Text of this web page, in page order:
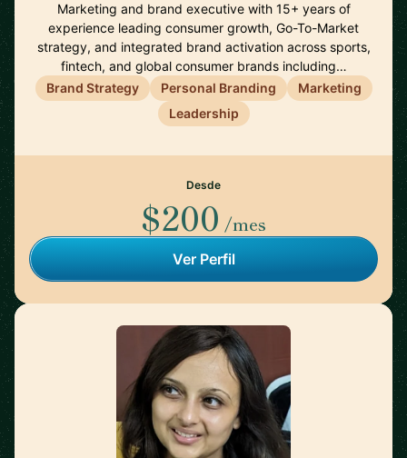
Marketing and brand executive with 15+ years of
experience leading consumer growth, Go-To-Market
strategy, and integrated brand activation across sports,
fintech, and global consumer brands including…
Brand Strategy
Personal Branding
Marketing
Leadership
Desde
$200 /mes
Ver Perfil